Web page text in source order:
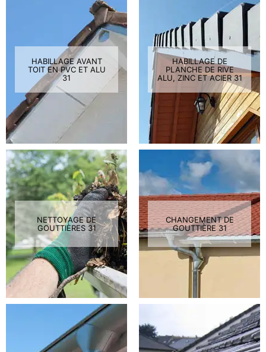
HABILLAGE AVANT
TOIT EN PVC ET ALU
31
HABILLAGE DE
PLANCHE DE RIVE
ALU, ZINC ET ACIER 31
NETTOYAGE DE
GOUTTIÈRES 31
CHANGEMENT DE
GOUTTIÈRE 31